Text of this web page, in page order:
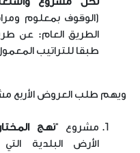
(الوقوف بمعلوم
الطريق العام: عن
طبقا للتراتيب
ويهم طلب العروض الأربع
مشروع "نهج
الأرض البلدية